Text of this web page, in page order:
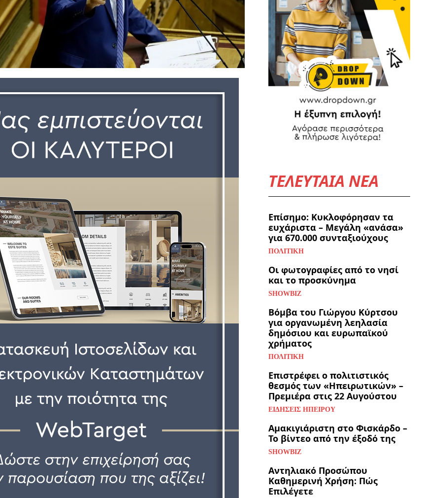
ΤΕΛΕΥΤΑΙΑ ΝΕΑ
Επίσημο: Κυκλοφόρησαν τα
ευχάριστα – Μεγάλη «ανάσα»
για 670.000 συνταξιούχους
ΠΟΛΙΤΙΚΉ
Οι φωτογραφίες από το νησί
και το προσκύνημα
SHOWBIZ
Βόμβα του Γιώργου Κύρτσου
για οργανωμένη λεηλασία
δημόσιου και ευρωπαϊκού
χρήματος
ΠΟΛΙΤΙΚΉ
Επιστρέφει ο πολιτιστικός
θεσμός των «Ηπειρωτικών» –
Πρεμιέρα στις 22 Αυγούστου
ΕΙΔΉΣΕΙΣ ΗΠΕΊΡΟΥ
Αμακιγιάριστη στο Φισκάρδο –
Το βίντεο από την έξοδό της
SHOWBIZ
Αντηλιακό Προσώπου
Καθημερινή Χρήση: Πώς
Επιλέγετε